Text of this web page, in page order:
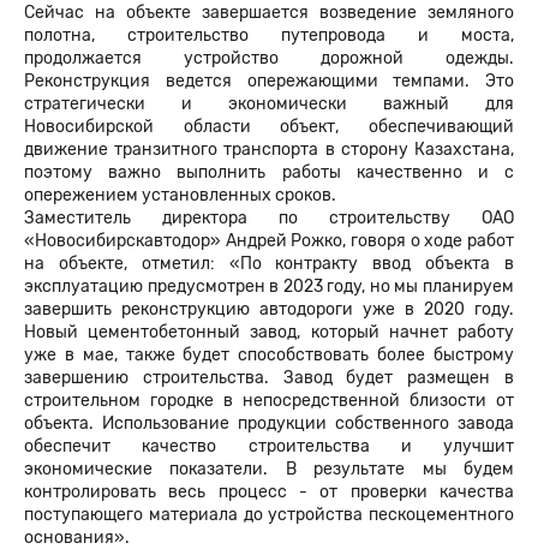
Сейчас на объекте завершается возведение земляного
полотна, строительство путепровода и моста,
продолжается устройство дорожной одежды.
Реконструкция ведется опережающими темпами. Это
стратегически и экономически важный для
Новосибирской области объект, обеспечивающий
движение транзитного транспорта в сторону Казахстана,
поэтому важно выполнить работы качественно и с
опережением установленных сроков.
Заместитель директора по строительству ОАО
«Новосибирскавтодор» Андрей Рожко, говоря о ходе работ
на объекте, отметил: «По контракту ввод объекта в
эксплуатацию предусмотрен в 2023 году, но мы планируем
завершить реконструкцию автодороги уже в 2020 году.
Новый цементобетонный завод, который начнет работу
уже в мае, также будет способствовать более быстрому
завершению строительства. Завод будет размещен в
строительном городке в непосредственной близости от
объекта. Использование продукции собственного завода
обеспечит качество строительства и улучшит
экономические показатели. В результате мы будем
контролировать весь процесс - от проверки качества
поступающего материала до устройства пескоцементного
основания».